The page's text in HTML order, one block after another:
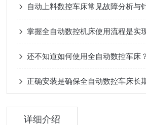
自动上料数控车床常见故障分析与
还不知道如何使用全自动数控车床
正确安装是确保全自动数控车床长
详细介绍